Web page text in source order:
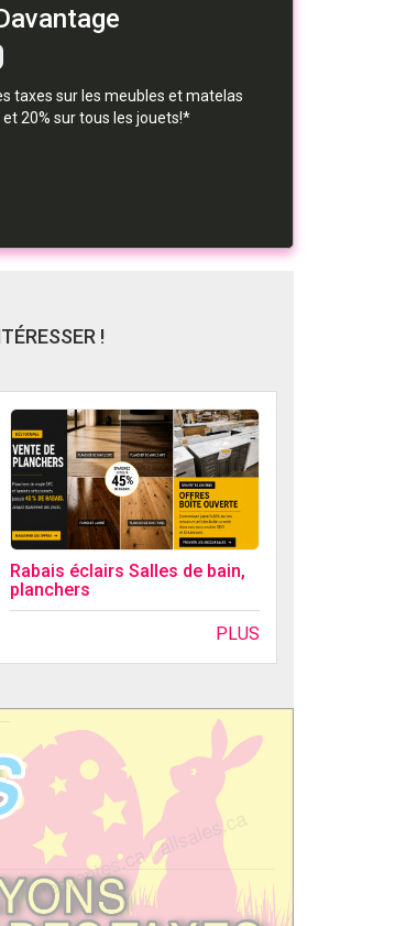
taxes sur les meubles et matelas
20% sur tous les jouets!*
!
Rabais éclairs Salles de bain,
planchers
PLUS